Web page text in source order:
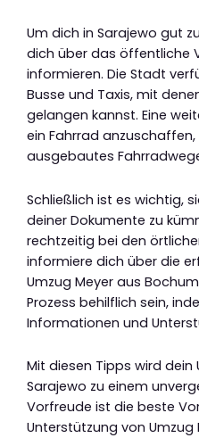
Um dich in Sarajewo gut
dich über das öffentliche
informieren. Die Stadt
Busse und Taxis, mit
gelangen kannst. Eine
ein Fahrrad
ausgebautes
Schließlich ist es wichtig,
deiner Dokumente zu
rechtzeitig bei den
informiere dich über die
Umzug Meyer aus
Prozess behilflich sein,
Informationen und
Mit diesen Tipps wird
Sarajewo zu einem
Vorfreude ist die beste
Unterstützung von